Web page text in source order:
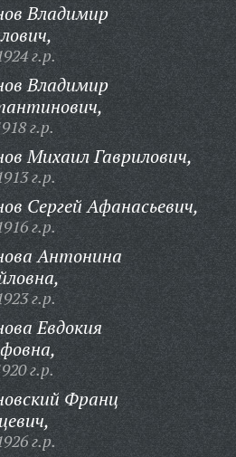
Владимир
г.р.
Владимир
г.р.
Михаил Гаврилович,
г.р.
Сергей Афанасьевич,
г.р.
Антонина
г.р.
Евдокия
г.р.
Франц
г.р.